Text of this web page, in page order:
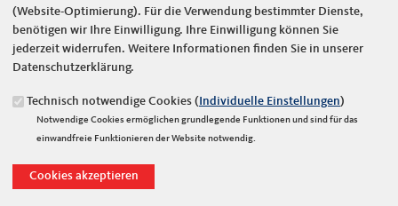
(Website-Optimierung). Für die Verwendung bestimmter Dienste,
benötigen wir Ihre Einwilligung. Ihre Einwilligung können Sie
jederzeit widerrufen. Weitere Informationen finden Sie in unserer
Datenschutzerklärung.
Technisch notwendige Cookies ( Individuelle Einstellungen)
Notwendige Cookies ermöglichen grundlegende Funktionen und sind für das
einwandfreie Funktionieren der Website notwendig.